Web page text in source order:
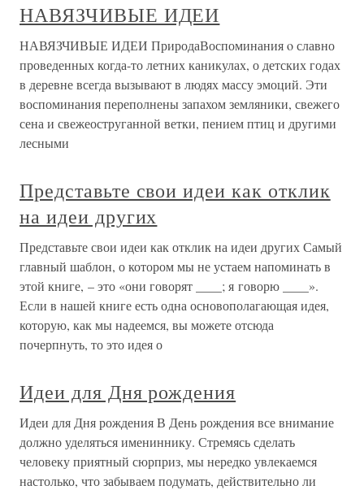
НАВЯЗЧИВЫЕ ИДЕИ
НАВЯЗЧИВЫЕ ИДЕИ ПриродаВоспоминания o славно
проведенных когда-то летних каникулах, о детских годах
в деревне всегда вызывают в людях массу эмоций. Эти
воспоминания переполнены запахом земляники, свежего
сена и свежеоструганной ветки, пением птиц и другими
лесными
Представьте свои идеи как отклик
на идеи других
Представьте свои идеи как отклик на идеи других Самый
главный шаблон, о котором мы не устаем напоминать в
этой книге, – это «они говорят ____; я говорю ____».
Если в нашей книге есть одна основополагающая идея,
которую, как мы надеемся, вы можете отсюда
почерпнуть, то это идея о
Идеи для Дня рождения
Идеи для Дня рождения В День рождения все внимание
должно уделяться имениннику. Стремясь сделать
человеку приятный сюрприз, мы нередко увлекаемся
настолько, что забываем подумать, действительно ли